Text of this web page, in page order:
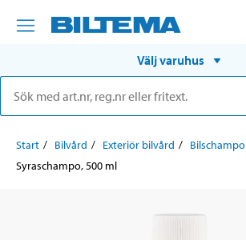
Välj varuhus
Start Bilvård Exteriör bilvård
Bilschampo
Syraschampo, 500 ml